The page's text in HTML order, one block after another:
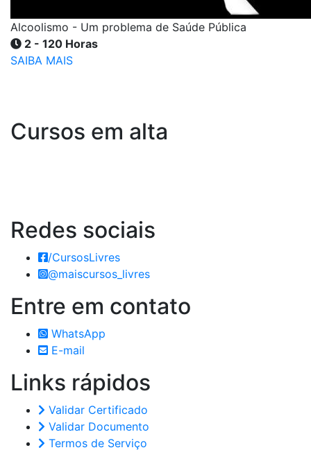
Alcoolismo - Um problema de Saúde Pública
2 - 120 Horas
SAIBA MAIS
Cursos em alta
Redes sociais
/CursosLivres
@maiscursos_livres
Entre em contato
WhatsApp
E-mail
Links rápidos
Validar Certificado
Validar Documento
Termos de Serviço